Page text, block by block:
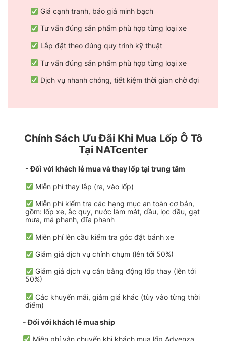
Giá cạnh tranh, báo giá minh bạch
Tư vấn đúng sản phẩm phù hợp từng loại xe
Lắp đặt theo đúng quy trình kỹ thuật
Tư vấn đúng sản phẩm phù hợp từng loại xe
Dịch vụ nhanh chóng, tiết kiệm thời gian chờ đợi
Chính Sách Ưu Đãi Khi Mua Lốp Ô Tô
Tại NATcenter
- Đối với khách lẻ mua và thay lốp tại trung tâm
Miễn phí thay lắp (ra, vào lốp)
Miễn phí kiểm tra các hạng mục an toàn cơ bản,
gồm: lốp xe, ắc quy, nước làm mát, dầu, lọc dầu, gạt
mưa, má phanh, đĩa phanh
Miễn phí lên cầu kiểm tra góc đặt bánh xe
Giảm giá dịch vụ chỉnh chụm (lên tới 50%)
Giảm giá dịch vụ cân bằng động lốp thay (lên tới
50%)
Các khuyến mãi, giảm giá khác (tùy vào từng thời
điểm)
- Đối với khách lẻ mua ship
Miễn phí vận chuyển khi khách mua lốp Advenza,